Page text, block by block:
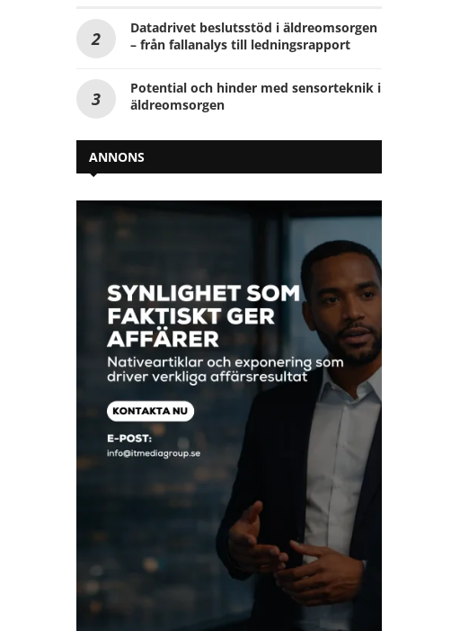
Datadrivet beslutsstöd i äldreomsorgen
– från fallanalys till ledningsrapport
Potential och hinder med sensorteknik i
äldreomsorgen
ANNONS